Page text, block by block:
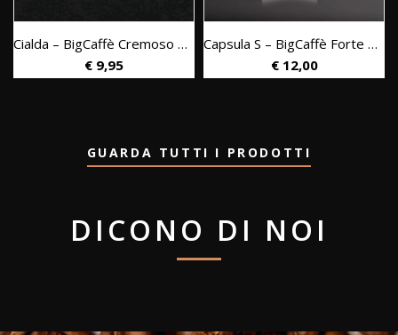
Cialda – BigCaffè Cremoso | Box 50 pz.
€ 9,95
Capsula S – BigCaffè Forte | Box 50 pz.
€12,00
GUARDA TUTTI I PRODOTTI
DICONO DI NOI